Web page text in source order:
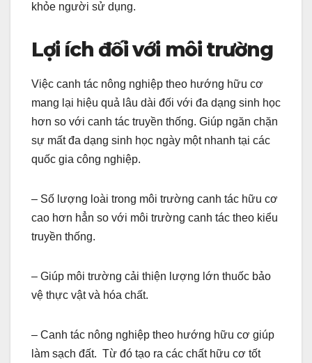
khỏe người sử dụng.
Lợi ích đối với môi trường
Việc canh tác nông nghiệp theo hướng hữu cơ
mang lại hiệu quả lâu dài đối với đa dạng sinh học
hơn so với canh tác truyền thống. Giúp ngăn chặn
sự mất đa dạng sinh học ngày một nhanh tại các
quốc gia công nghiệp.
– Số lượng loài trong môi trường canh tác hữu cơ
cao hơn hẳn so với môi trường canh tác theo kiểu
truyền thống.
– Giúp môi trường cải thiện lượng lớn thuốc bảo
vệ thực vật và hóa chất.
– Canh tác nông nghiệp theo hướng hữu cơ giúp
làm sạch đất. Từ đó tạo ra các chất hữu cơ tốt